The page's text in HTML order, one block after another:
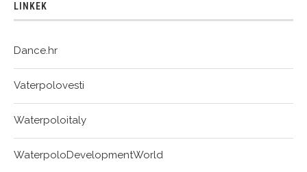
LINKEK
Dance.hr
Vaterpolovesti
Waterpoloitaly
WaterpoloDevelopmentWorld